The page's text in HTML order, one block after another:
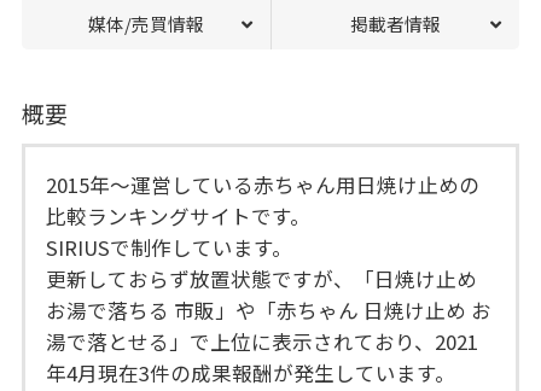
媒体/売買情報 掲載者情報
概要
2015年～運営している赤ちゃん用日焼け止めの
比較ランキングサイトです。
SIRIUSで制作しています。
更新しておらず放置状態ですが、「日焼け止め
お湯で落ちる 市販」や「赤ちゃん 日焼け止め お
湯で落とせる」で上位に表示されており、2021
年4月現在3件の成果報酬が発生しています。